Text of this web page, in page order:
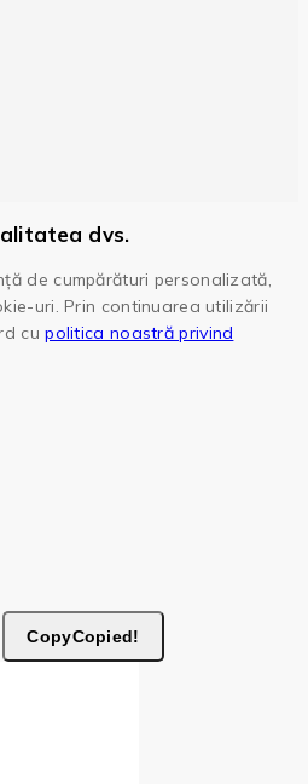
dvs.
de cumpărături personalizată,
uri. Prin continuarea utilizării
cupolitica noastră privind
CopyCopied!